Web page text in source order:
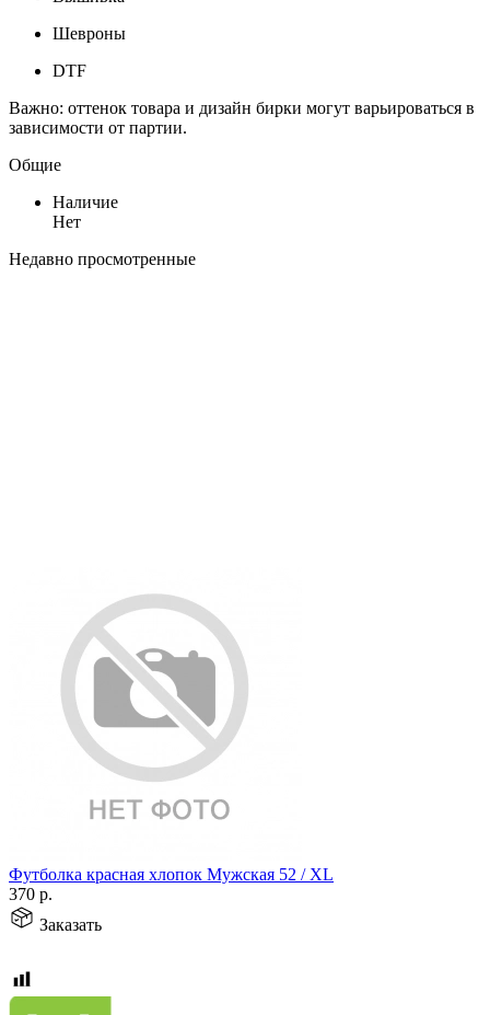
Шевроны
DTF
Важно: оттенок товара и дизайн бирки могут варьироваться в
зависимости от партии.
Общие
Наличие
Нет
Недавно просмотренные
Футболка красная хлопок Мужская 52 / XL
370 р.
Заказать